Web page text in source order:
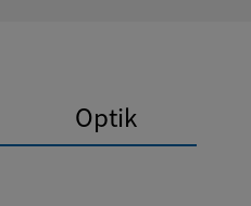
Optik